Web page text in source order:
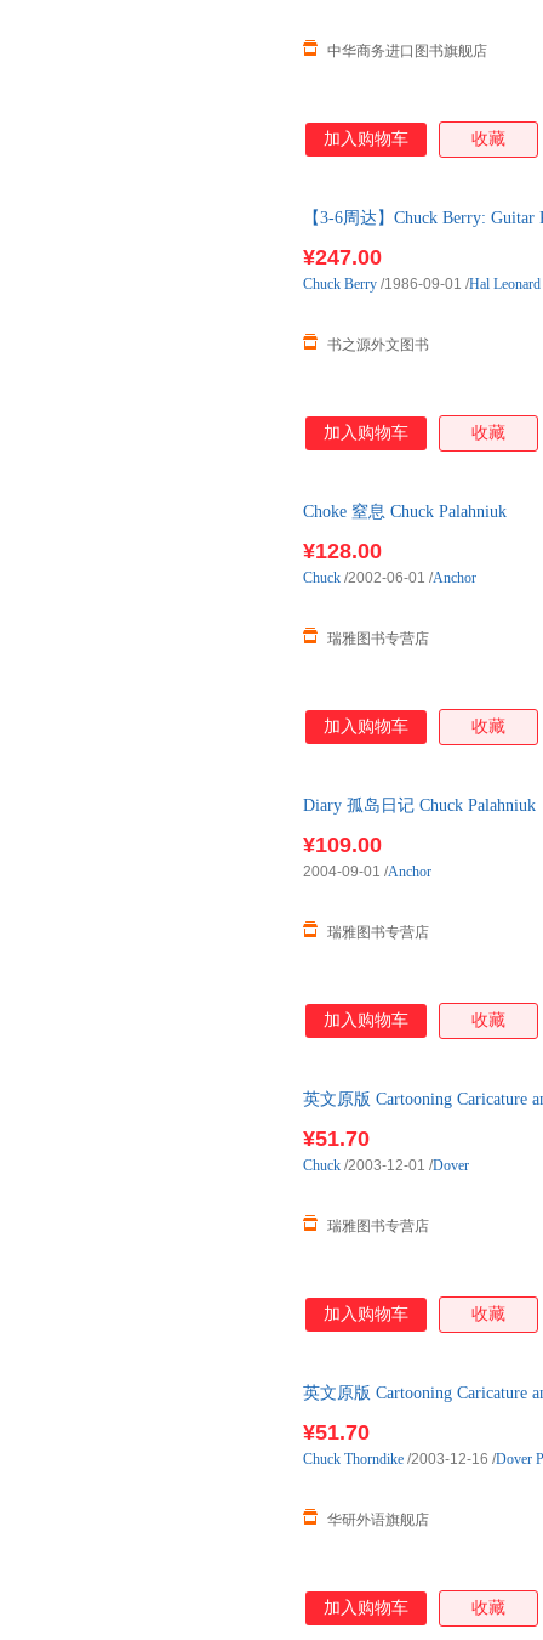
中华商务进口图书旗舰店
加入购物车 收藏
【3-6周达】Chuck Berry:
¥247.00
书之源外文图书
Chuck Berry /1986-09-01 /Hal
加入购物车 收藏
Choke 窒息 Chuck Palahniuk
¥128.00
瑞雅图书专营店
Chuck /2002-06-01 /Anchor
加入购物车 收藏
Diary 孤岛日记 Chuck Palahniuk
¥109.00
瑞雅图书专营店
2004-09-01 /Anchor
加入购物车 收藏
英文原版 Cartooning Caricature
¥51.70
瑞雅图书专营店
Chuck /2003-12-01 /Dover
加入购物车 收藏
英文原版 Cartooning Caricature
¥51.70
华研外语旗舰店
Chuck Thorndike /2003-12-16 /Dover
加入购物车 收藏